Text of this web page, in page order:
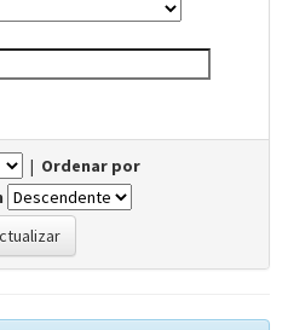
| Ordenar por